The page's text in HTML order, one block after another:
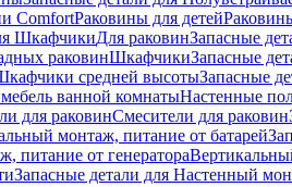
ComfortPаковины для детей
ШкафчикиДля раковинЗапасные
pаковинШкафчикиЗапасные
средней высотыЗапасные
ванной комнатыНастенные
для раковинСмесители для раковин
монтаж, питание от батарей
питание от генератора
Запасные детали для Настенный